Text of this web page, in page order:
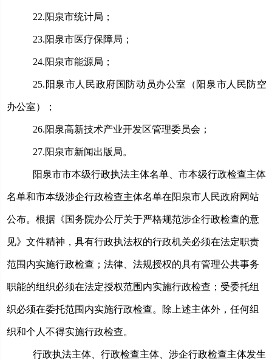
22.阳泉市统计局；
23.阳泉市医疗保障局；
24.阳泉市能源局；
25. 阳泉市人民政府国防动员办公室（阳泉市人民防空
办公室）；
26.阳泉高新技术产业开发区管理委员会；
27.阳泉市新闻出版局。
阳泉市市本级行政执法主体名单 、市本级行政检查主体
名单和市本级涉企行政检查主体名单在阳泉市人民政府网站
公布。 根据《国务院办公厅关于严格规范涉企行政检查的意
见》文件精神，具有行政执法权的行政机关必须在法定职责
范围内实施行政检查；法律、法规授权的具有管理公共事务
职能的组织必须在法定授权范围内实施行政检查；受委托组
织必须在委托范围内实施行政检查。除上述主体外，任何组
织和个人不得实施行政检查。
行政执法主体、行政检查主体、涉企行政检查主体发生